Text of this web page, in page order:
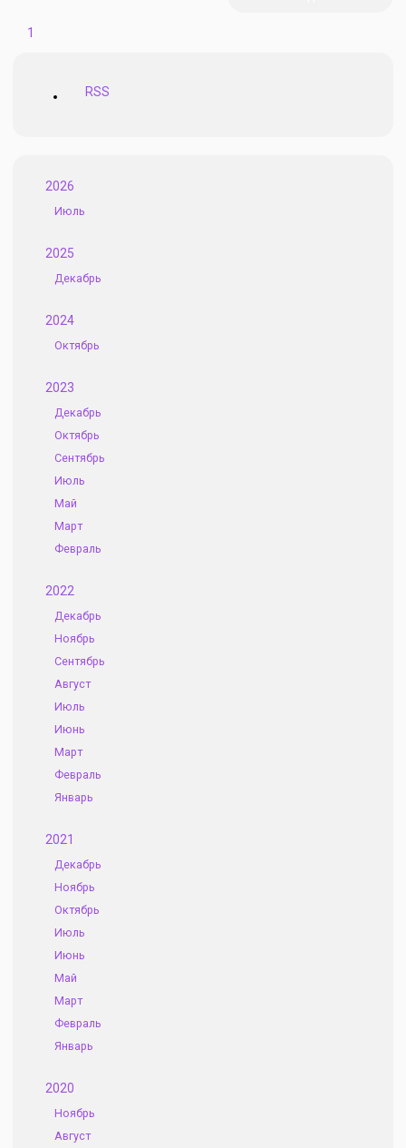
1
RSS
2026
Июль
2025
Декабрь
2024
Октябрь
2023
Декабрь
Октябрь
Сентябрь
Июль
Май
Март
Февраль
2022
Декабрь
Ноябрь
Сентябрь
Август
Июль
Июнь
Март
Февраль
Январь
2021
Декабрь
Ноябрь
Октябрь
Июль
Июнь
Май
Март
Февраль
Январь
2020
Ноябрь
Август